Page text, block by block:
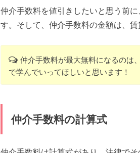
仲介手数料を値引きしたいと思う前
す。そして、仲介手数料の金額は、
仲介手数料が最大無料になるのは
で学んでいってほしいと思います！
仲介手数料の計算式